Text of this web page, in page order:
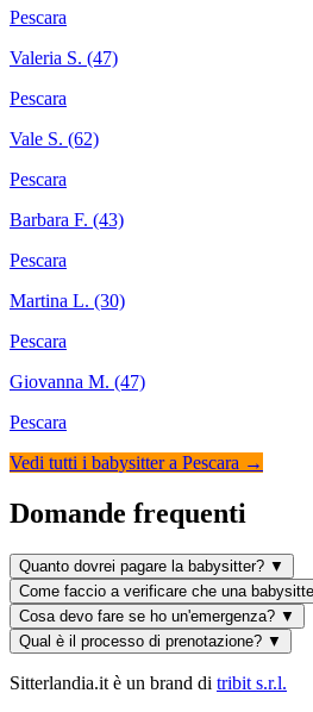
Pescara
Valeria S. (47)
Pescara
Vale S. (62)
Pescara
Barbara F. (43)
Pescara
Martina L. (30)
Pescara
Giovanna M. (47)
Pescara
Vedi tutti i babysitter a Pescara →
Domande frequenti
Quanto dovrei pagare la babysitter? ▼
Come faccio a verificare che una
Cosa devo fare se ho un'emergenza? ▼
Qual è il processo di prenotazione? ▼
Sitterlandia.it è un brand di tribit s.r.l.